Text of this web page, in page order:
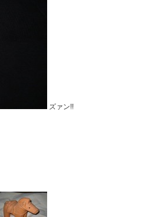
ズァン!!